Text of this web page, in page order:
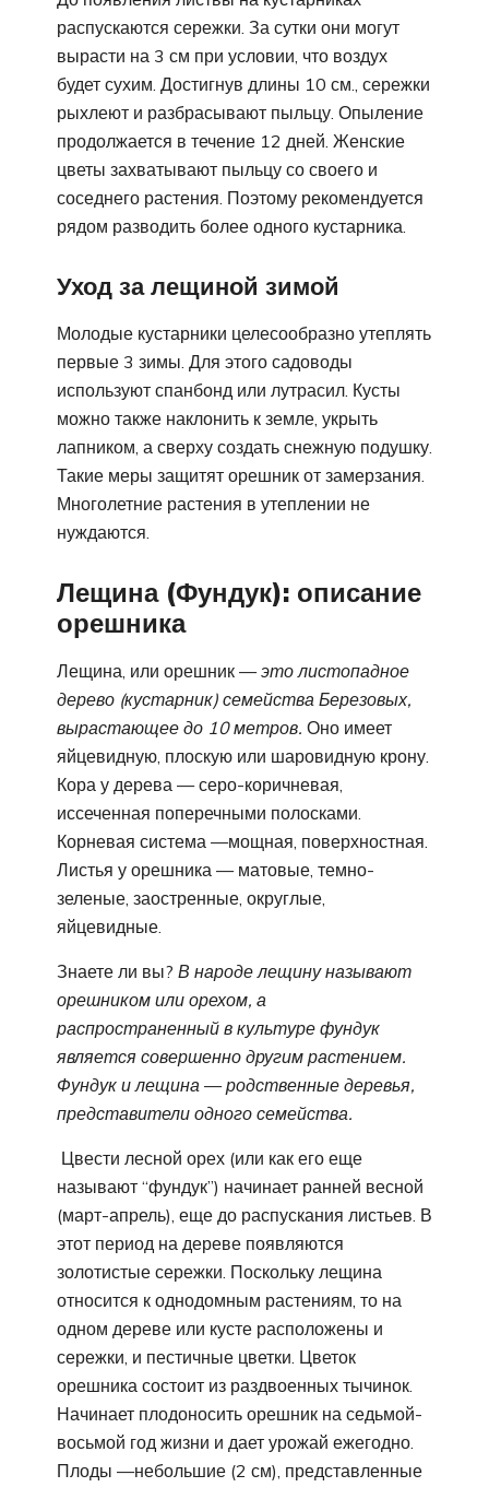
распускаются сережки. За сутки они могут
вырасти на 3 см при условии, что воздух
будет сухим. Достигнув длины 10 см., сережки
рыхлеют и разбрасывают пыльцу. Опыление
продолжается в течение 12 дней. Женские
цветы захватывают пыльцу со своего и
соседнего растения. Поэтому рекомендуется
рядом разводить более одного кустарника.
Уход за лещиной зимой
Молодые кустарники целесообразно утеплять
первые 3 зимы. Для этого садоводы
используют спанбонд или лутрасил. Кусты
можно также наклонить к земле, укрыть
лапником, а сверху создать снежную подушку.
Такие меры защитят орешник от замерзания.
Многолетние растения в утеплении не
нуждаются.
Лещина (Фундук): описание
орешника
Лещина, или орешник —это листопадное
дерево (кустарник) семейства Березовых,
вырастающее до 10 метров. Оно имеет
яйцевидную, плоскую или шаровидную крону.
Кора у дерева — серо-коричневая,
иссеченная поперечными полосками.
Корневая система —мощная, поверхностная.
Листья у орешника — матовые, темно-
зеленые, заостренные, округлые,
яйцевидные.
Знаете ли вы? В народе лещину называют
орешником или орехом, а
распространенный в культуре фундук
является совершенно другим растением.
Фундук и лещина —родственные деревья,
представители одного семейства.
Цвести лесной орех (или как его еще
называют “фундук”) начинает ранней весной
(март-апрель), еще до распускания листьев. В
этот период на дереве появляются
золотистые сережки. Поскольку лещина
относится к однодомным растениям, то на
одном дереве или кусте расположены и
сережки, и пестичные цветки. Цветок
орешника состоит из раздвоенных тычинок.
Начинает плодоносить орешник на седьмой-
восьмой год жизни и дает урожай ежегодно.
Плоды —небольшие (2 см), представленные